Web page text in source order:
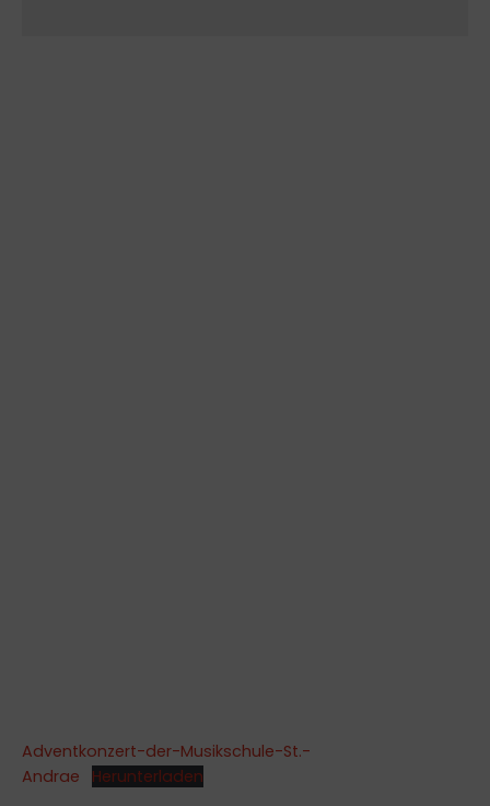
Adventkonzert-der-Musikschule-St.-
Andrae
Herunterladen